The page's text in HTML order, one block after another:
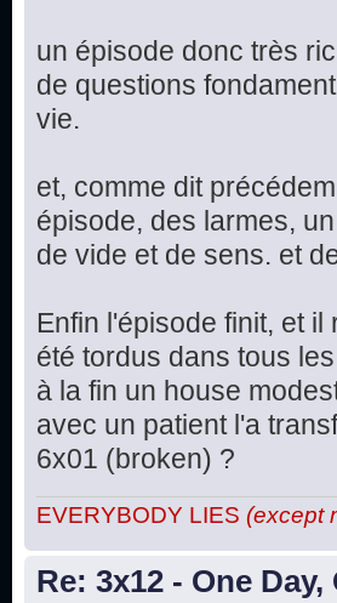
un épisode donc très
de questions
vie.
et, comme dit
épisode, des larmes,
de vide et de sens. et
Enfin l'épisode finit, et
été tordus dans tous
à la fin un house
avec un patient l'a
6x01 (broken) ?
EVERYBODY LIES (except
Re: 3x12 - One